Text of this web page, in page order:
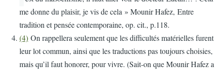
me donne du plaisir, je vis de cela » Mounir Hafez, Entre
tradition et pensée contemporaine, op. cit., p.118.
(4) On rappellera seulement que les difficultés matérielles furent
leur lot commun, ainsi que les traductions pas toujours choisies,
mais qu’il faut honorer, pour vivre. (Sait-on que Mounir Hafez a